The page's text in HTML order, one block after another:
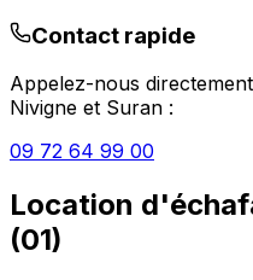
Contact rapide
Appelez-nous
Nivigne et Suran :
09 72 64 99 00
Location
(01)